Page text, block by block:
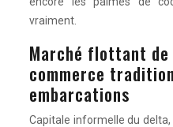
vraiment.
Marché flottant
commerce
embarcations
Capitale informelle du